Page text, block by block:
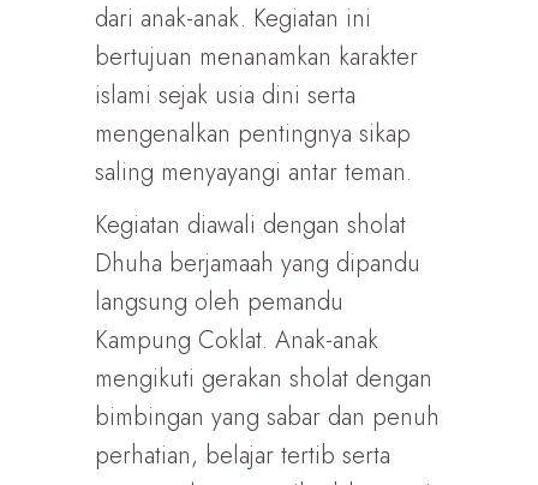
dari anak-anak. Kegiatan ini
bertujuan menanamkan karakter
islami sejak usia dini serta
mengenalkan pentingnya sikap
saling menyayangi antar teman.
Kegiatan diawali dengan sholat
Dhuha berjamaah yang dipandu
langsung oleh pemandu
Kampung Coklat. Anak-anak
mengikuti gerakan sholat dengan
bimbingan yang sabar dan penuh
perhatian, belajar tertib serta